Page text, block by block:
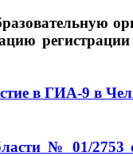
в ГИА-9 в
№ 01/2753